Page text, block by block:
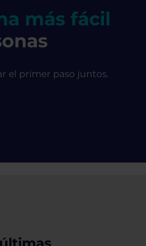
más fácil
el primer paso juntos.